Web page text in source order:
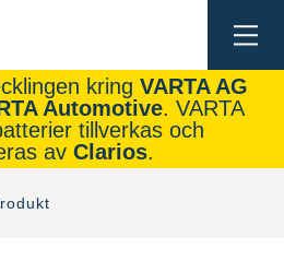
kring VARTA AG
Automotive. VARTA
tillverkas och
av Clarios.